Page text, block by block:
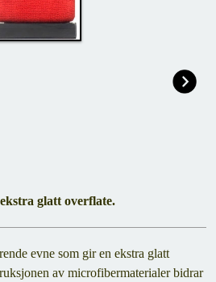
glatt overflate.
evne som gir en ekstra glatt
av microfibermaterialer bidrar